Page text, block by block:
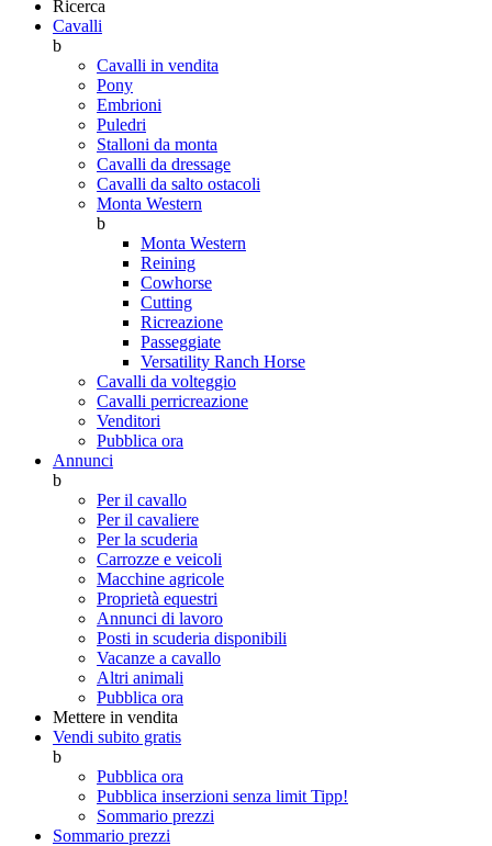
Ricerca
Cavalli
b
Cavalli in vendita
Pony
Embrioni
Puledri
Stalloni da monta
Cavalli da dressage
Cavalli da salto ostacoli
Monta Western
b
Monta Western
Reining
Cowhorse
Cutting
Ricreazione
Passeggiate
Versatility Ranch Horse
Cavalli da volteggio
Cavalli perricreazione
Venditori
Pubblica ora
Annunci
b
Per il cavallo
Per il cavaliere
Per la scuderia
Carrozze e veicoli
Macchine agricole
Proprietà equestri
Annunci di lavoro
Posti in scuderia disponibili
Vacanze a cavallo
Altri animali
Pubblica ora
Mettere in vendita
Vendi subito gratis
b
Pubblica ora
Pubblica inserzioni senza limit Tipp!
Sommario prezzi
Sommario prezzi